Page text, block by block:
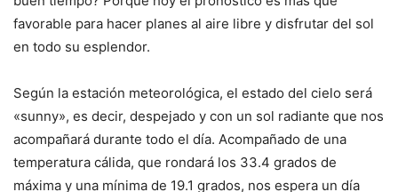
favorable para hacer planes al aire libre y disfrutar del sol
en todo su esplendor.
Según la estación meteorológica, el estado del cielo será
«sunny», es decir, despejado y con un sol radiante que nos
acompañará durante todo el día. Acompañado de una
temperatura cálida, que rondará los 33.4 grados de
máxima y una mínima de 19.1 grados, nos espera un día